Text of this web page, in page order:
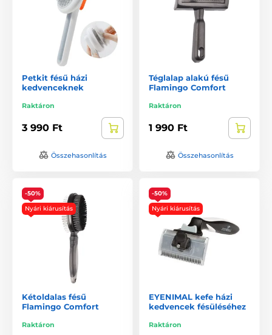
Petkit fésű házi
kedvenceknek
Raktáron
3 990 Ft
Összehasonlítás
Téglalap alakú fésű
Flamingo Comfort
Raktáron
1 990 Ft
Összehasonlítás
-50%
Nyári kiárusítás
Kétoldalas fésű
Flamingo Comfort
Raktáron
-50%
Nyári kiárusítás
EYENIMAL kefe házi
kedvencek fésüléséhez
Raktáron